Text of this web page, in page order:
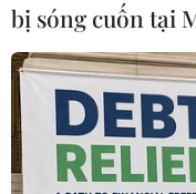
Bí thư Chi bộ
Ngọc Huỳnh
phạm đều được
xã nhưng chính
bị sóng cuốn tại